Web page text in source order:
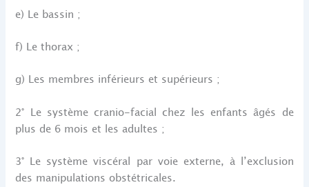
e) Le bassin ;
f) Le thorax ;
g) Les membres inférieurs et supérieurs ;
2° Le système cranio-facial chez les enfants âgés de
plus de 6 mois et les adultes ;
3° Le système viscéral par voie externe, à l’exclusion
des manipulations obstétricales.